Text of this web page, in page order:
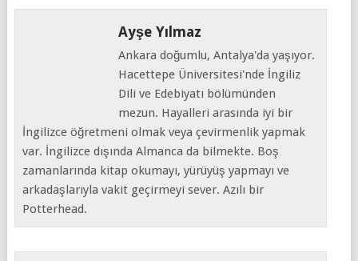
Ayşe Yılmaz
Ankara doğumlu, Antalya'da yaşıyor.
Hacettepe Üniversitesi'nde İngiliz
Dili ve Edebiyatı bölümünden
mezun. Hayalleri arasında iyi bir
İngilizce öğretmeni olmak veya çevirmenlik yapmak
var. İngilizce dışında Almanca da bilmekte. Boş
zamanlarında kitap okumayı, yürüyüş yapmayı ve
arkadaşlarıyla vakit geçirmeyi sever. Azılı bir
Potterhead.